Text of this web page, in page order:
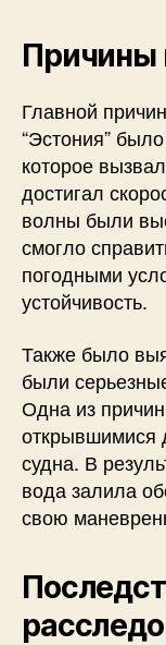
Причины
Главной
“Эстония”
которое
достигал
волны были
смогло
погодными
устойчивость.
Также было
были
Одна из
открывшимися
судна. В
вода залила
свою